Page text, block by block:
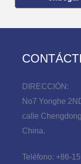
DIRECCIÓN:
No7 Yonghe
calle
China.
Teléfono: +86-